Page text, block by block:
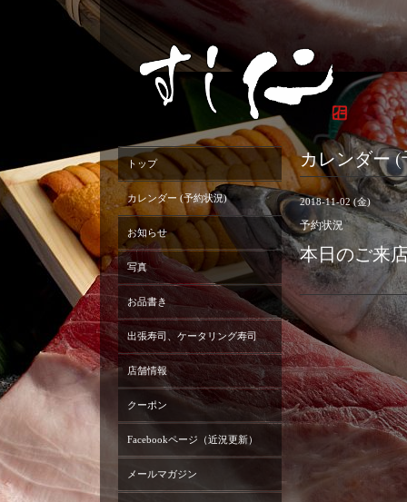
カレンダー
2018-11-02 (金)
予約状況
本日のご来
トップ
カレンダー (予約状況)
お知らせ
写真
お品書き
出張寿司、ケータリング寿司
店舗情報
クーポン
Facebookページ（近況更新）
メールマガジン